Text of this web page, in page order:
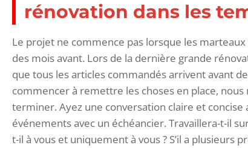
rénovation dans les
Le projet ne commence pas lorsque les
des mois avant. Lors de la dernière grande
que tous les articles commandés arrivent avant
commencer à remettre les choses en place,
terminer. Ayez une conversation claire et
événements avec un échéancier. Travaillera-t-il
t-il à vous et uniquement à vous ? S’il a